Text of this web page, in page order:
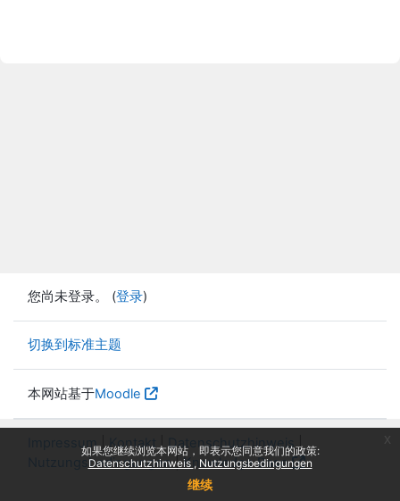
如果您继续浏览本网站，即表示您同意我们的政策:
Datenschutzhinweis
Nutzungsbedingungen
继续
您尚未登录。 (登录)
切换到标准主题
本网站基于Moodle
Impressum| Kontakt | Datenschutzhinweis|
Nutzungsbedingungen|Knowledge Base